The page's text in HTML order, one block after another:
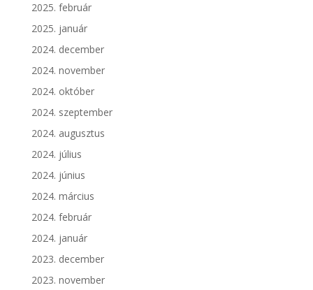
2025. február
2025. január
2024. december
2024. november
2024. október
2024. szeptember
2024. augusztus
2024. július
2024. június
2024. március
2024. február
2024. január
2023. december
2023. november